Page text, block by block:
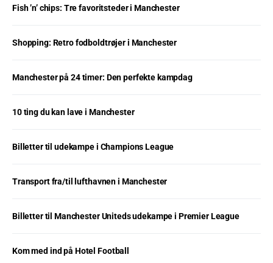
Fish ’n’ chips: Tre favoritsteder i Manchester
Shopping: Retro fodboldtrøjer i Manchester
Manchester på 24 timer: Den perfekte kampdag
10 ting du kan lave i Manchester
Billetter til udekampe i Champions League
Transport fra/til lufthavnen i Manchester
Billetter til Manchester Uniteds udekampe i Premier League
Kom med ind på Hotel Football